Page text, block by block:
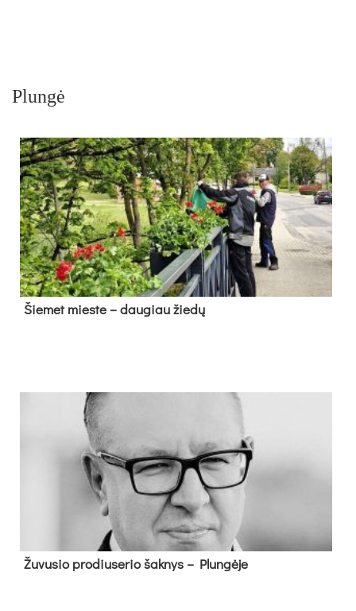
Plungė
Šie­met mies­te – dau­giau žie­dų
Žu­vu­sio pro­diu­se­rio šak­nys – Plun­gė­je